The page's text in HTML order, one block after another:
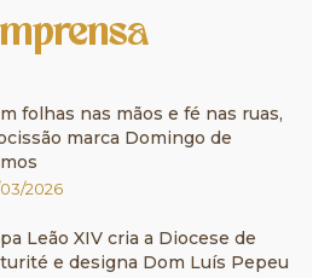
folhas nas mãos e fé nas ruas,
marca Domingo de
2026
Leão XIV cria a Diocese de
e designa Dom Luís Pepeu